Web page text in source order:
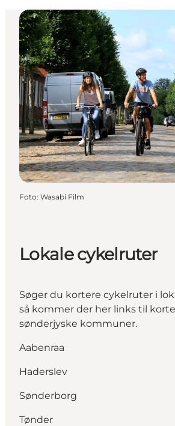
Foto: Wasabi Film
Lokale cykelruter
Søger du kortere cykelruter i
så kommer der her links til
sønderjyske kommuner.
Aabenraa
Haderslev
Sønderborg
Tønder